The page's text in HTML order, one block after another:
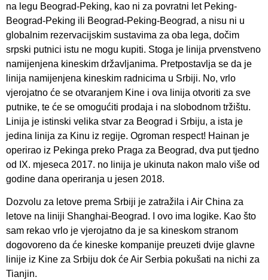
na legu Beograd-Peking, kao ni za povratni let Peking-
Beograd-Peking ili Beograd-Peking-Beograd, a nisu ni u
globalnim rezervacijskim sustavima za oba lega, dočim
srpski putnici istu ne mogu kupiti. Stoga je linija prvenstveno
namijenjena kineskim državljanima. Pretpostavlja se da je
linija namijenjena kineskim radnicima u Srbiji. No, vrlo
vjerojatno će se otvaranjem Kine i ova linija otvoriti za sve
putnike, te će se omogućiti prodaja i na slobodnom tržištu.
Linija je istinski velika stvar za Beograd i Srbiju, a ista je
jedina linija za Kinu iz regije. Ogroman respect! Hainan je
operirao iz Pekinga preko Praga za Beograd, dva put tjedno
od IX. mjeseca 2017. no linija je ukinuta nakon malo više od
godine dana operiranja u jesen 2018.
Dozvolu za letove prema Srbiji je zatražila i Air China za
letove na liniji Shanghai-Beograd. I ovo ima logike. Kao što
sam rekao vrlo je vjerojatno da je sa kineskom stranom
dogovoreno da će kineske kompanije preuzeti dvije glavne
linije iz Kine za Srbiju dok će Air Serbia pokušati na nichi za
Tianjin.